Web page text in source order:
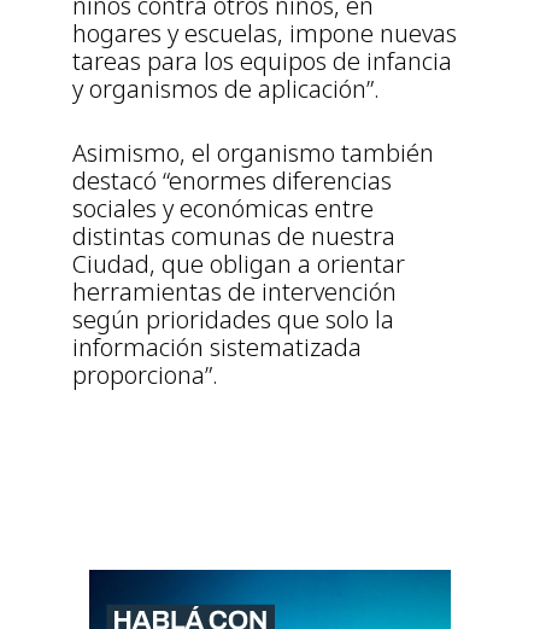
hogares y escuelas, impone nuevas
tareas para los equipos de infancia
y organismos de aplicación”.
Asimismo, el organismo también
destacó “enormes diferencias
sociales y económicas entre
distintas comunas de nuestra
Ciudad, que obligan a orientar
herramientas de intervención
según prioridades que solo la
información sistematizada
proporciona”.